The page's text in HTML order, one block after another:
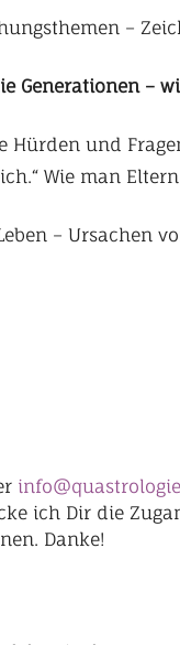
–
Generationen –
Hürden und
Wie man
– Ursachen
ich Dir die
Danke!